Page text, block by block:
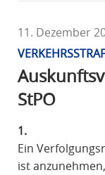
11. Dezember
StPO
1.
Ein
ist